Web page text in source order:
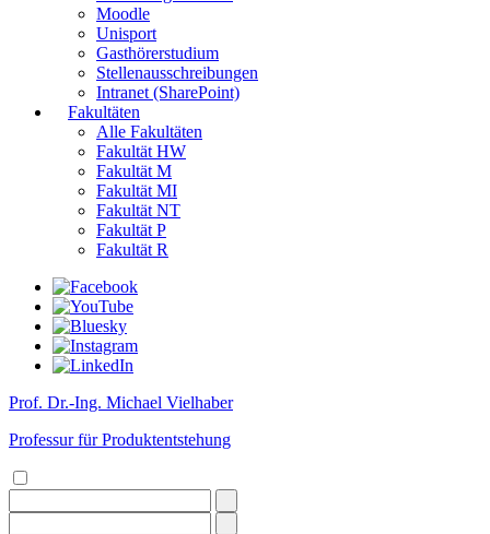
Moodle
Unisport
Gasthörerstudium
Stellenausschreibungen
Intranet (SharePoint)
Fakultäten
Alle Fakultäten
Fakultät HW
Fakultät M
Fakultät MI
Fakultät NT
Fakultät P
Fakultät R
Prof. Dr.-Ing. Michael Vielhaber
Professur für Produktentstehung